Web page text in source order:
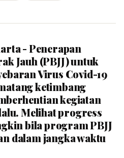
- Penerapan
Jauh (PBJJ) untuk
Virus Covid-19
ketimbang
kegiatan
Melihat progress
bila program PBJJ
dalam jangka waktu